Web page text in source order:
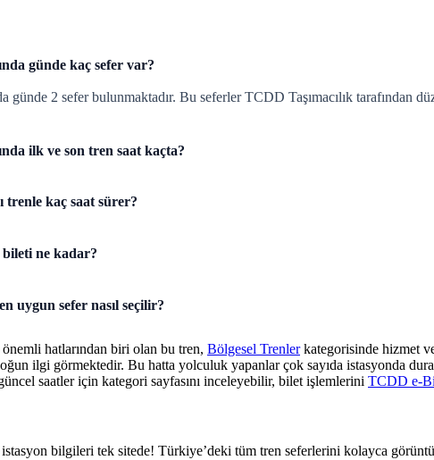
günde kaç sefer var?
günde 2 sefer bulunmaktadır. Bu seferler TCDD Taşımacılık tarafından
ilk ve son tren saat kaçta?
trenle kaç saat sürer?
ne kadar?
uygun sefer nasıl seçilir?
hatlarından biri olan bu tren, Bölgesel Trenlerkategorisinde hizmet
ilgi görmektedir. Bu hatta yolculuk yapanlar çok sayıda istasyonda
saatler için kategori sayfasını inceleyebilir, bilet işlemlerini TCDD e-
bilgileri tek sitede! Türkiye’deki tüm tren seferlerini kolayca